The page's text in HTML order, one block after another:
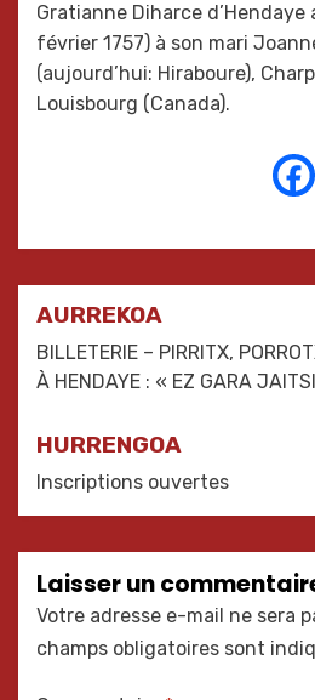
Gratianne Diharce d’Hendaye
février 1757) à son mari
(aujourd’hui: Hiraboure),
Louisbourg (Canada).
Navigation
de
l’article
AURREKOA
BILLETERIE – PIRRITX,
À HENDAYE : « EZ GARA
HURRENGOA
Inscriptions ouvertes
Laisser un
Votre adresse e-mail ne sera
champs obligatoires sont